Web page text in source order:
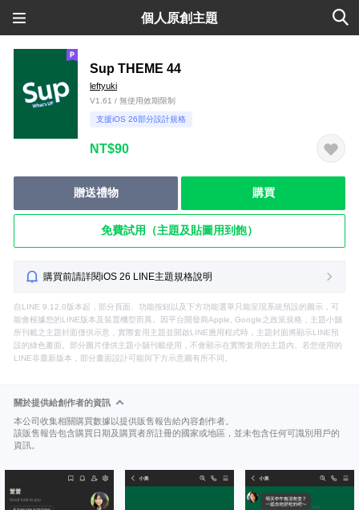
個人原創主題
Sup THEME 44
leftyuki
V1.61 / 無使用效期限制
支援iOS 26部分設計規格
NT$90
贈送禮物 購買
免費試用（主題及貼圖用到飽）
購買前請詳閱iOS 26 LINE主題規格說明
自LINE 9.12.0版本起，部分頁面、功能按鈕以及下方功能選單只能呈現系統預設的圖示，可
能會根據您的LINE版本及裝置機型而異。因平台開發商Apple, Google之政策規格，主題小舖
所刊載之主題封面僅供示意，實際套用主題並開啟LINE應用程式時，主題封面將顯示LINE預
設的綠色畫面。部分圖片僅供主題小舖刊載使用，不會顯示在實際套用的主題內。若您使用的
LINE非最新版本，部分畫面設計可能與下方示意圖有所不同。
關於提供給創作者的資訊
本公司收集相關購買數據以提供販售報告給內容創作者。
該販售報告包含購買日期及購買者所註冊的國家或地區，並未包含任何可識別用戶的
資訊。